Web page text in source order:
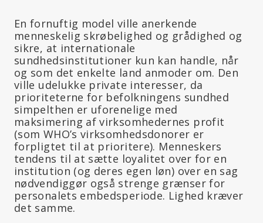
En fornuftig model ville anerkende
menneskelig skrøbelighed og grådighed og
sikre, at internationale
sundhedsinstitutioner kun kan handle, når
og som det enkelte land anmoder om. Den
ville udelukke private interesser, da
prioriteterne for befolkningens sundhed
simpelthen er uforenelige med
maksimering af virksomhedernes profit
(som WHO’s virksomhedsdonorer er
forpligtet til at prioritere). Menneskers
tendens til at sætte loyalitet over for en
institution (og deres egen løn) over en sag
nødvendiggør også strenge grænser for
personalets embedsperiode. Lighed kræver
det samme.